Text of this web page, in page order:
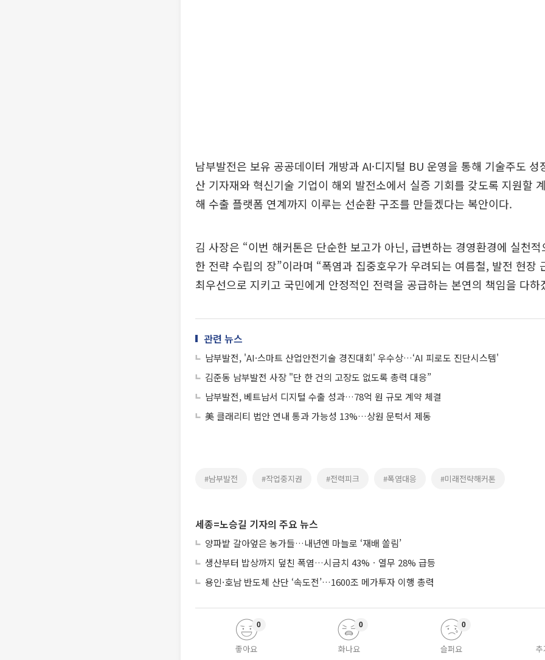
남부발전은 보유 공공데이터 개방과 AI·디지털 BU 운영을 통해 기술주도 성
산 기자재와 혁신기술 기업이 해외 발전소에서 실증 기회를 갖도록 지원할
해 수출 플랫폼 연계까지 이루는 선순환 구조를 만들겠다는 복안이다.
김 사장은 “이번 해커톤은 단순한 보고가 아닌, 급변하는 경영환경에 실천적
한 전략 수립의 장”이라며 “폭염과 집중호우가 우려되는 여름철, 발전 현장
최우선으로 지키고 국민에게 안정적인 전력을 공급하는 본연의 책임을 다하
관련 뉴스
남부발전, 'AI·스마트 산업안전기술 경진대회' 우수상…‘AI 피로도 진단시스템'
김준동 남부발전 사장 "단 한 건의 고장도 없도록 총력 대응”
남부발전, 베트남서 디지털 수출 성과…78억 원 규모 계약 체결
美 클래리티 법안 연내 통과 가능성 13%…상원 문턱서 제동
#남부발전 #작업중지권 #전력피크 #폭염대응 #미래전략해커톤
세종=노승길 기자의 주요 뉴스
양파밭 갈아엎은 농가들…내년엔 마늘로 ‘재배 쏠림’
생산부터 밥상까지 덮친 폭염…시금치 43%ㆍ열무 28% 급등
용인·호남 반도체 산단 ‘속도전’…1600조 메가투자 이행 총력
좋아요
0
화나요
0
슬퍼요
0